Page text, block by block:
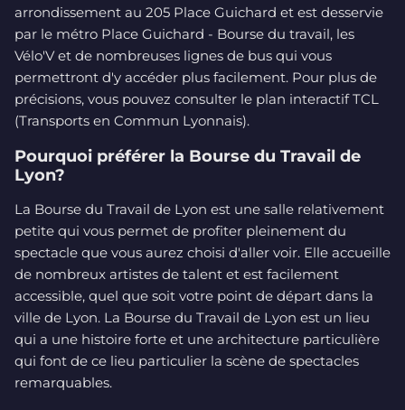
arrondissement au 205 Place Guichard et est desservie
par le métro Place Guichard - Bourse du travail, les
Vélo'V et de nombreuses lignes de bus qui vous
permettront d'y accéder plus facilement. Pour plus de
précisions, vous pouvez consulter le plan interactif TCL
(Transports en Commun Lyonnais).
Pourquoi préférer la Bourse du Travail de
Lyon?
La Bourse du Travail de Lyon est une salle relativement
petite qui vous permet de profiter pleinement du
spectacle que vous aurez choisi d'aller voir. Elle accueille
de nombreux artistes de talent et est facilement
accessible, quel que soit votre point de départ dans la
ville de Lyon. La Bourse du Travail de Lyon est un lieu
qui a une histoire forte et une architecture particulière
qui font de ce lieu particulier la scène de spectacles
remarquables.